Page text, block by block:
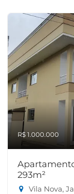
R$ 1.000.000
293m²
Vila Nova,